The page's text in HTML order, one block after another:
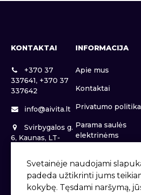
KONTAKTAI
+370 37
337641, +370 37
337642
info@aivita.lt
Svirbygalos g.
6, Kaunas, LT-
INFORMACIJA
Apie mus
Kontaktai
Privatumo politika
Parama saulės
elektrinėms
Svetainėje naudojami
padeda užtikrinti jums
kokybę. Tęsdami naršymą,